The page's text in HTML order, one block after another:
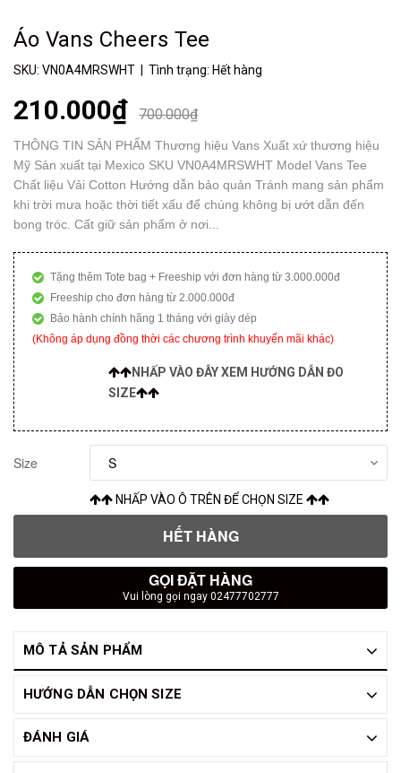
Áo Vans Cheers Tee
SKU: VN0A4MRSWHT | Tình trạng: Hết hàng
210.000₫ 700.000₫
THÔNG TIN SẢN PHẨM Thương hiệu Vans Xuất xứ thương hiệu
Mỹ Sản xuất tại Mexico SKU VN0A4MRSWHT Model Vans Tee
Chất liệu Vải Cotton Hướng dẫn bảo quản Tránh mang sản phẩm
khi trời mưa hoặc thời tiết xấu để chúng không bị ướt dẫn đến
bong tróc. Cất giữ sản phẩm ở nơi...
Tặng thêm Tote bag + Freeship với đơn hàng từ 3.000.000đ
Freeship cho đơn hàng từ 2.000.000đ
Bảo hành chính hãng 1 tháng với giày dép
(Không áp dụng đồng thời các chương trình khuyến mãi khác)
NHẤP VÀO ĐÂY XEM HƯỚNG DẪN ĐO
SIZE
Size
NHẤP VÀO Ô TRÊN ĐỂ CHỌN SIZE
HẾT HÀNG
GỌI ĐẶT HÀNG
Vui lòng gọi ngay 02477702777
MÔ TẢ SẢN PHẨM
HƯỚNG DẪN CHỌN SIZE
ĐÁNH GIÁ